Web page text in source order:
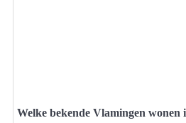
Welke bekende Vlamingen wonen